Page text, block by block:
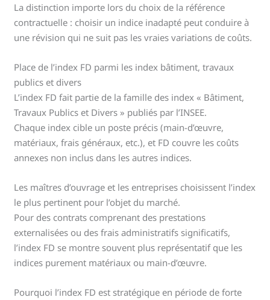
La distinction importe lors du choix de la référence
contractuelle : choisir un indice inadapté peut conduire à
une révision qui ne suit pas les vraies variations de coûts.
Place de l’index FD parmi les index bâtiment, travaux
publics et divers
L’index FD fait partie de la famille des index « Bâtiment,
Travaux Publics et Divers » publiés par l’INSEE.
Chaque index cible un poste précis (main-d’œuvre,
matériaux, frais généraux, etc.), et FD couvre les coûts
annexes non inclus dans les autres indices.
Les maîtres d’ouvrage et les entreprises choisissent l’index
le plus pertinent pour l’objet du marché.
Pour des contrats comprenant des prestations
externalisées ou des frais administratifs significatifs,
l’index FD se montre souvent plus représentatif que les
indices purement matériaux ou main-d’œuvre.
Pourquoi l’index FD est stratégique en période de forte